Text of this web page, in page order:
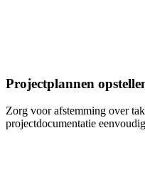
Projectplannen
Zorg voor afstemming over
projectdocumentatie